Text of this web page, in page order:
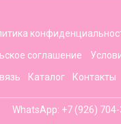
соглашение
Каталог Контакты
WhatsApp: +7 (926)